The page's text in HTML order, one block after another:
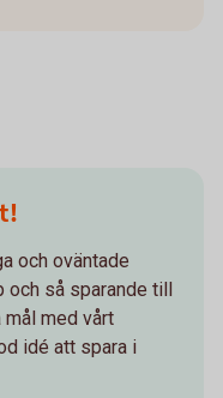
och oväntade
och så sparande till
mål med vårt
idé att spara i